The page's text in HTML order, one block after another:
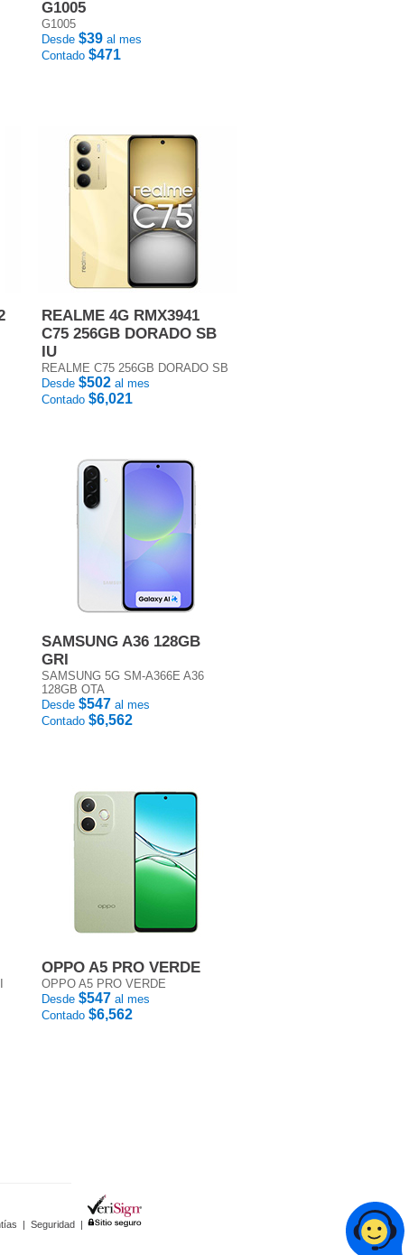
G1005
G1005
Desde $39 al mes
Contado $471
REALME 4G RMX3941
C75 256GB DORADO SB
IU
REALME C75 256GB DORADO SB
Desde $502 al mes
Contado $6,021
SAMSUNG A36 128GB
GRI
SAMSUNG 5G SM-A366E A36
128GB OTA
Desde $547 al mes
Contado $6,562
OPPO A5 PRO VERDE
OPPO A5 PRO VERDE
Desde $547 al mes
Contado $6,562
| Seguridad |